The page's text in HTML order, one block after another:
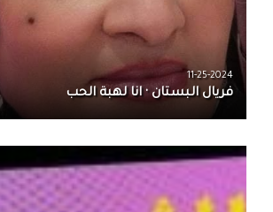
11-25-2024
فريال البستان · انا لهبة الحب